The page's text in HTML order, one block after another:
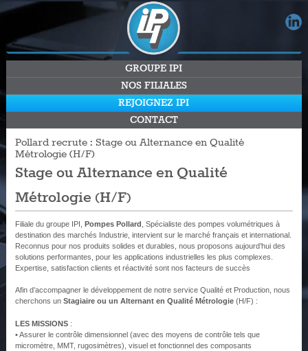
GROUPE IPI
NOS FILIALES
REJOIGNEZ IPI
CONTACT
Pollard recrute : Stage ou Alternance en Qualité
Métrologie (H/F)
Stage ou Alternance en Qualité
Métrologie (H/F)
Filiale du groupe IPI, Pompes Pollard , Spécialiste des pompes volumétriques à
destination des marchés Industrie, intervient sur le marché français et international.
Reconnus pour nos produits solides et durables, nous proposons aujourd’hui des
solutions performantes, pour les applications industrielles les plus complexes.
Expertise, satisfaction clients et réactivité sont nos facteurs de succès
Afin d’accompagner le développement de notre service Qualité et Production, nous
cherchons unStagiaire ou un Alternant en Qualité Métrologie(H/F) :
LES MISSIONS:
• Assurer le contrôle dimensionnel (avec des moyens de contrôle tels que
micromètre, MMT, rugosimètres), visuel et fonctionnel des composants